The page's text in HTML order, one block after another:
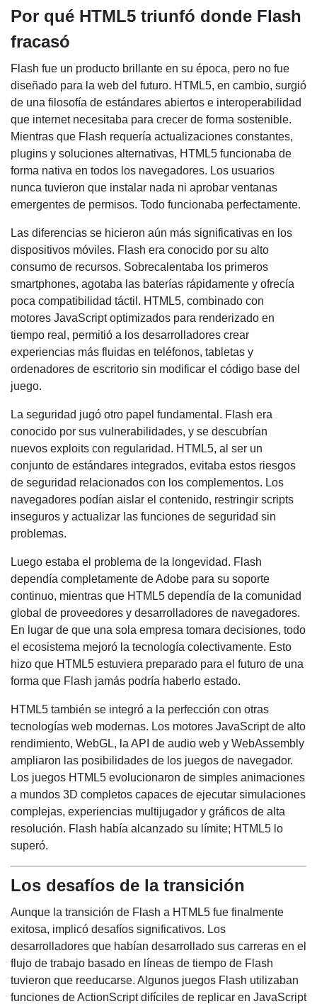
Por qué HTML5 triunfó donde Flash
fracasó
Flash fue un producto brillante en su época, pero no fue
diseñado para la web del futuro. HTML5, en cambio, surgió
de una filosofía de estándares abiertos e interoperabilidad
que internet necesitaba para crecer de forma sostenible.
Mientras que Flash requería actualizaciones constantes,
plugins y soluciones alternativas, HTML5 funcionaba de
forma nativa en todos los navegadores. Los usuarios
nunca tuvieron que instalar nada ni aprobar ventanas
emergentes de permisos. Todo funcionaba perfectamente.
Las diferencias se hicieron aún más significativas en los
dispositivos móviles. Flash era conocido por su alto
consumo de recursos. Sobrecalentaba los primeros
smartphones, agotaba las baterías rápidamente y ofrecía
poca compatibilidad táctil. HTML5, combinado con
motores JavaScript optimizados para renderizado en
tiempo real, permitió a los desarrolladores crear
experiencias más fluidas en teléfonos, tabletas y
ordenadores de escritorio sin modificar el código base del
juego.
La seguridad jugó otro papel fundamental. Flash era
conocido por sus vulnerabilidades, y se descubrían
nuevos exploits con regularidad. HTML5, al ser un
conjunto de estándares integrados, evitaba estos riesgos
de seguridad relacionados con los complementos. Los
navegadores podían aislar el contenido, restringir scripts
inseguros y actualizar las funciones de seguridad sin
problemas.
Luego estaba el problema de la longevidad. Flash
dependía completamente de Adobe para su soporte
continuo, mientras que HTML5 dependía de la comunidad
global de proveedores y desarrolladores de navegadores.
En lugar de que una sola empresa tomara decisiones, todo
el ecosistema mejoró la tecnología colectivamente. Esto
hizo que HTML5 estuviera preparado para el futuro de una
forma que Flash jamás podría haberlo estado.
HTML5 también se integró a la perfección con otras
tecnologías web modernas. Los motores JavaScript de alto
rendimiento, WebGL, la API de audio web y WebAssembly
ampliaron las posibilidades de los juegos de navegador.
Los juegos HTML5 evolucionaron de simples animaciones
a mundos 3D completos capaces de ejecutar simulaciones
complejas, experiencias multijugador y gráficos de alta
resolución. Flash había alcanzado su límite; HTML5 lo
superó.
Los desafíos de la transición
Aunque la transición de Flash a HTML5 fue finalmente
exitosa, implicó desafíos significativos. Los
desarrolladores que habían desarrollado sus carreras en el
flujo de trabajo basado en líneas de tiempo de Flash
tuvieron que reeducarse. Algunos juegos Flash utilizaban
funciones de ActionScript difíciles de replicar en JavaScript